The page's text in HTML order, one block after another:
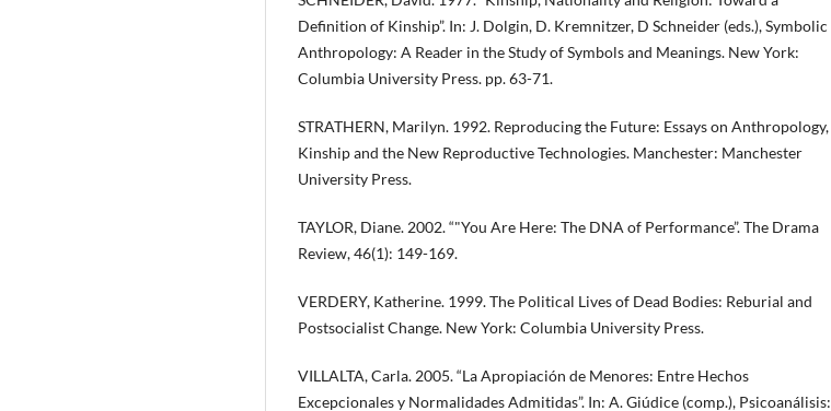
Definition of Kinship”. In: J. Dolgin, D. Kremnitzer, D Schneider (eds.), Symbolic
Anthropology: A Reader in the Study of Symbols and Meanings. New York:
Columbia University Press. pp. 63-71.
STRATHERN, Marilyn. 1992. Reproducing the Future: Essays on Anthropology,
Kinship and the New Reproductive Technologies. Manchester: Manchester
University Press.
TAYLOR, Diane. 2002. “"You Are Here: The DNA of Performance”. The Drama
Review, 46(1): 149-169.
VERDERY, Katherine. 1999. The Political Lives of Dead Bodies: Reburial and
Postsocialist Change. New York: Columbia University Press.
VILLALTA, Carla. 2005. “La Apropiación de Menores: Entre Hechos
Excepcionales y Normalidades Admitidas”. In: A. Giúdice (comp.), Psicoanálisis: